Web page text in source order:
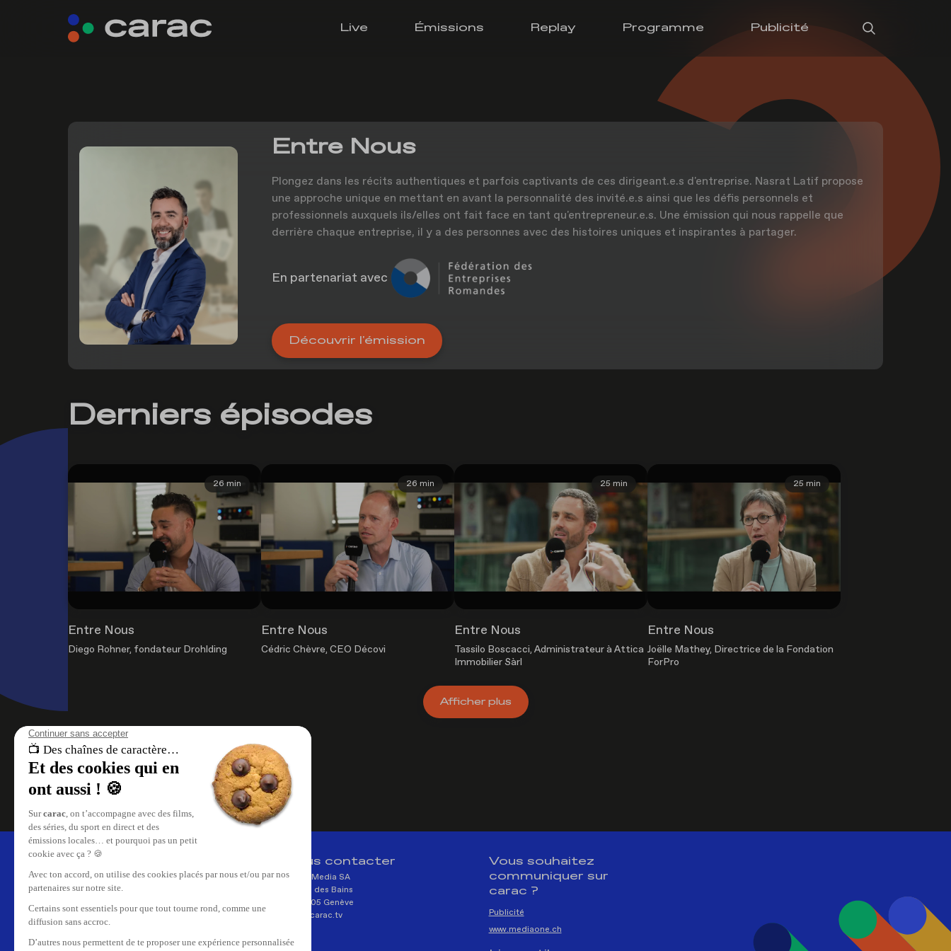
Live Émissions Replay Programme Publicité
Entre Nous
Plongez dans les récits authentiques et parfois captivants de ces dirigeant.e.s d'entreprise. Nasrat Latif propose
une approche unique en mettant en avant la personnalité des invité.e.s ainsi que les défis personnels et
professionnels auxquels ils/elles ont fait face en tant qu'entrepreneur.e.s. Une émission qui nous rappelle que
derrière chaque entreprise, il y a des personnes avec des histoires uniques et inspirantes à partager.
En partenariat avec
Découvrir l'émission
Derniers épisodes
26 min
Entre Nous
Diego Rohner, fondateur Drohlding
26 min
Entre Nous
Cédric Chèvre, CEO Décovi
25 min
Entre Nous
Tassilo Boscacci, Administrateur à Attica
Immobilier Sàrl
25 min
Entre Nous
Joëlle Mathey, Directrice de la Fondation
ForPro
Afficher plus
À propos de nous
carac , les chaînes de caractère.
Retrouvez le meilleur du
de vos émissions sur carac.tv.
reportages, cinéma, tout ce qui se
Nous contacter
Carac Media SA
35, rue des Bains
CH-1205 Genève
info@carac.tv
Vous souhaitez
communiquer sur
carac ?
Publicité
www.mediaone.ch